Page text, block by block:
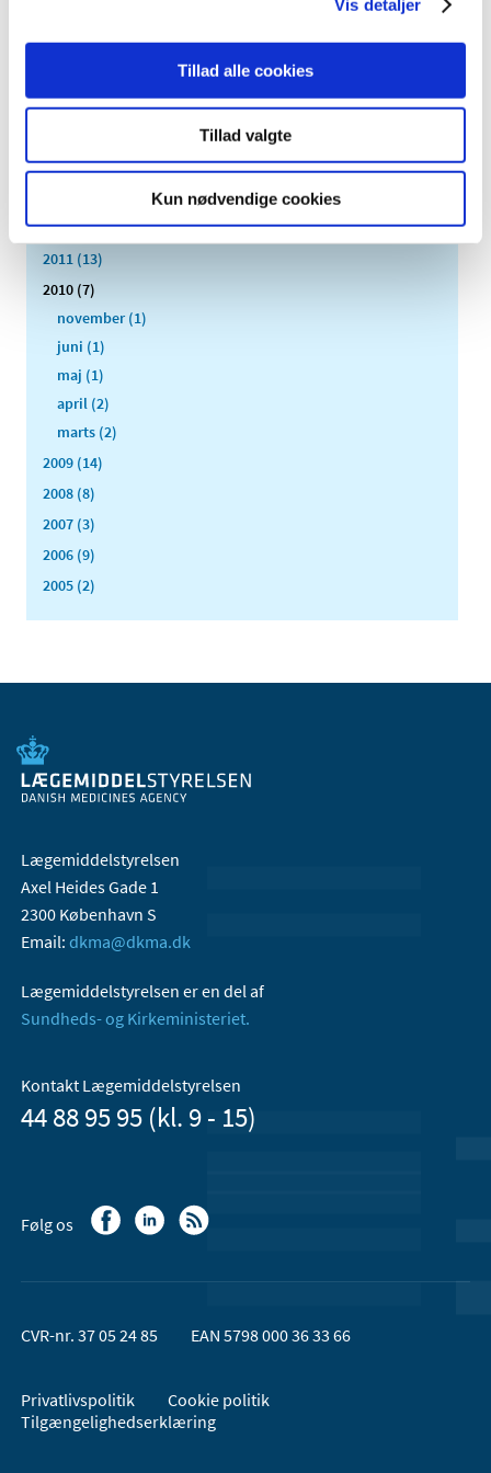
Vis detaljer
Tillad alle cookies
Tillad valgte
Kun nødvendige cookies
2018 (150)
2016 (167)
2014 (44)
2012 (44)
2011 (13)
2010 (7)
november (1)
juni (1)
maj (1)
april (2)
marts (2)
2009 (14)
2008 (8)
2007 (3)
2006 (9)
2005 (2)
Lægemiddelstyrelsen
Axel Heides Gade 1
2300 København S
Email: dkma@dkma.dk
Lægemiddelstyrelsen er en del af
Sundheds- og Kirkeministeriet.
Kontakt Lægemiddelstyrelsen
44 88 95 95 (kl. 9 - 15)
Følg os
CVR-nr. 37 05 24 85 EAN 5798 000 36 33 66
Privatlivspolitik
Cookie politik
Tilgængelighedserklæring